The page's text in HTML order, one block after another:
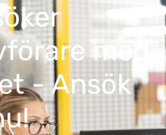
med
- Ansök